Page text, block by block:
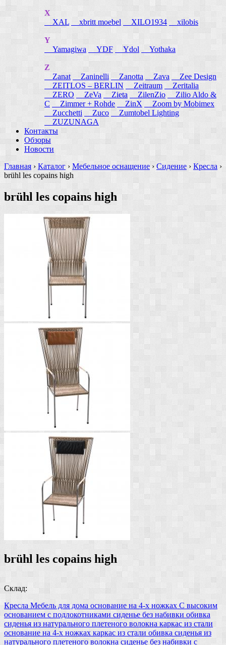
X
XAL
xbritt moebel XILO1934 xilobis
Y
Yamagiwa
YDF Ydol Yothaka
Z
Zanat
Zaninelli Zanotta Zava
Zee Design
ZEITLOS – BERLIN
Zeitraum
Zeritalia
ZERO
ZeVa Zieta ZilenZio
Zilio Aldo &
C
Zimmer + Rohde ZinX
Zoom by Mobimex
Zucchetti
Zuco
Zumtobel Lighting
ZUZUNAGA
Контакты
Обзоры
Новости
Главная › Каталог › Мебельное оснащение › Сидение › Кресла ›
brühl les copains high
brühl les copains high
brühl les copains high
Склад:
Кресла Мебель для дома основание на 4-х ножках С высоким
основанием с подлокотниками сиденье без набивки обивка
сиденья из натурального плетеного волокна каркас из стали
основание на 4-х ножках каркас из стали обивка сиденья из
натурального плетеного волокна сиденье без набивки с